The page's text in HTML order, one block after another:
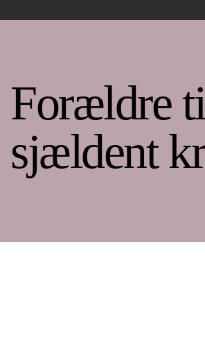
Forældre
sjældent